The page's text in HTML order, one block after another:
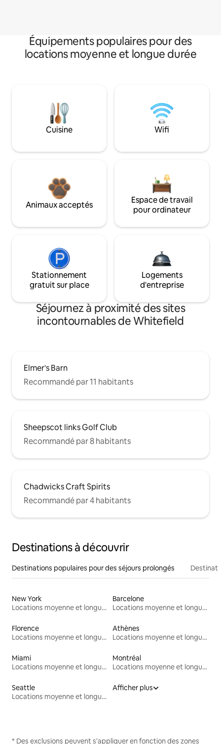
Équipements populaires pour des
locations moyenne et longue durée
Cuisine Wifi
Animaux acceptés
Espace de travail
pour ordinateur
Stationnement
gratuit sur place
Logements
d'entreprise
Séjournez à proximité des sites
incontournables de Whitefield
Elmer's Barn
Recommandé par 11 habitants
Sheepscot links Golf Club
Recommandé par 8 habitants
Chadwicks Craft Spirits
Recommandé par 4 habitants
Destinations à découvrir
Destinations populaires pour des séjours prolongés
New York
Locations moyenne et longue durée
Barcelone
Locations moyenne et longue durée
Florence
Locations moyenne et longue durée
Athènes
Locations moyenne et longue durée
Miami
Locations moyenne et longue durée
Montréal
Locations moyenne et longue durée
Seattle
Locations moyenne et longue durée
Afficher plus
* Des exclusions peuvent s'appliquer en fonction des zones